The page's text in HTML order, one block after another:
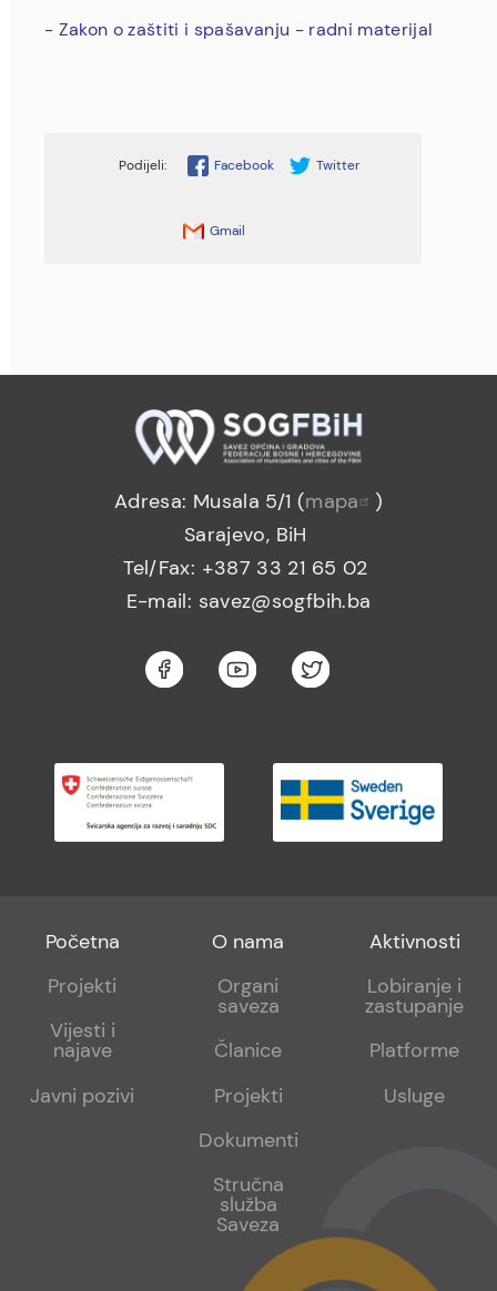
- Zakon o zaštiti i spašavanju - radni materijal
Facebook Twitter
Gmail
Adresa: Musala 5/1 (mapa
)
Sarajevo, BiH
Tel/Fax: +387 33 21 65 02
E-mail: savez@sogfbih.ba
Footer
menu
Početna
Projekti
Vijesti i
najave
Javni pozivi
Footer
sub
O nama
Organi
saveza
Članice
Projekti
Dokumenti
Stručna
služba
Saveza
Footer
sub
Aktivnosti
Lobiranje i
zastupanje
Platforme
Usluge